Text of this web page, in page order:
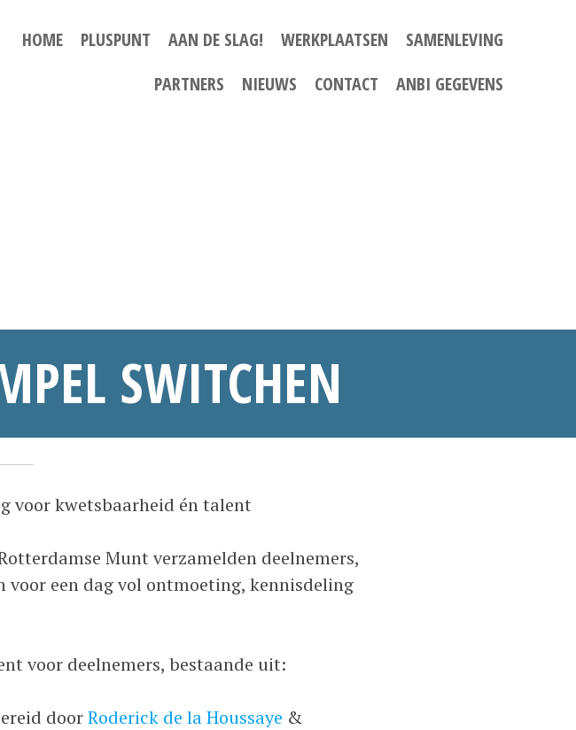
HOME PLUSPUNT AAN DE SLAG! WERKPLAATSEN
SAMENLEVING
PARTNERS
NIEUWS CONTACT ANBI GEGEVENS
SWITCHEN
voor kwetsbaarheid én talent
Munt verzamelden deelnemers,
een dag vol ontmoeting, kennisdeling
voor deelnemers, bestaande uit:
doorRoderick de la Houssaye &